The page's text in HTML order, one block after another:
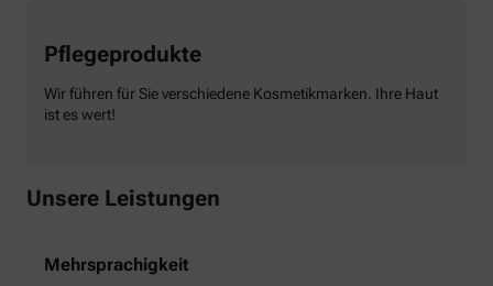
Pflegeprodukte
Wir führen für Sie verschiedene Kosmetikmarken. Ihre Haut
ist es wert!
Unsere Leistungen
Mehrsprachigkeit